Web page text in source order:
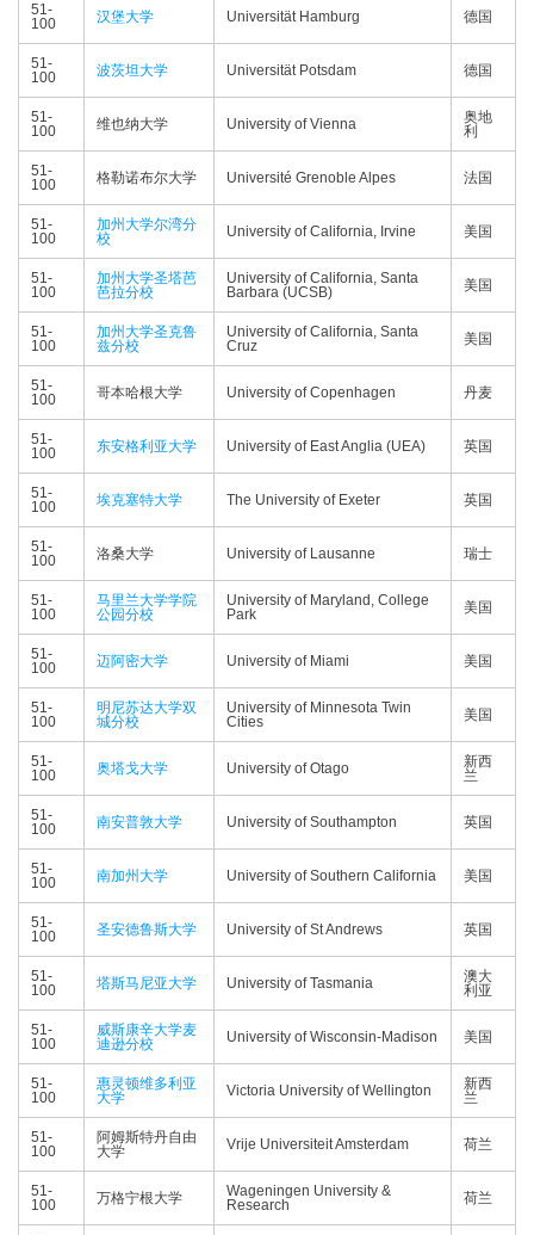
51-
100
汉堡大学 Universität Hamburg 德国
51-
100
波茨坦大学 Universität Potsdam 德国
51-
100
维也纳大学 University of Vienna
奥地
利
51-
100
格勒诺布尔大学 Université Grenoble Alpes 法国
51-
100
加州大学尔湾分
校
University of California, Irvine 美国
51-
100
加州大学圣塔芭
芭拉分校
University of California, Santa
Barbara (UCSB)
美国
51-
100
加州大学圣克鲁
兹分校
University of California, Santa
Cruz
美国
51-
100
哥本哈根大学 University of Copenhagen 丹麦
51-
100
东安格利亚大学 University of East Anglia (UEA) 英国
51-
100
埃克塞特大学 The University of Exeter 英国
51-
100
洛桑大学 University of Lausanne 瑞士
51-
100
马里兰大学学院
公园分校
University of Maryland, College
Park
美国
51-
100
迈阿密大学 University of Miami 美国
51-
100
明尼苏达大学双
城分校
University of Minnesota Twin
Cities
美国
51-
100
奥塔戈大学 University of Otago
新西
兰
51-
100
南安普敦大学 University of Southampton 英国
51-
100
南加州大学 University of Southern California 美国
51-
100
圣安德鲁斯大学 University of St Andrews 英国
51-
100
塔斯马尼亚大学 University of Tasmania
澳大
利亚
51-
100
威斯康辛大学麦
迪逊分校
University of Wisconsin-Madison 美国
51-
100
惠灵顿维多利亚
大学
Victoria University of Wellington
新西
兰
51-
100
阿姆斯特丹自由
大学
Vrije Universiteit Amsterdam 荷兰
51-
100
万格宁根大学
Wageningen University &
Research
荷兰